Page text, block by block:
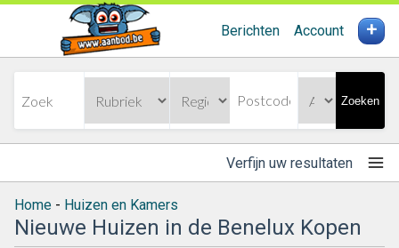
Berichten Account +
Zoeken
Verfijn uw resultaten
Home - Huizen en Kamers
Nieuwe Huizen in de Benelux Kopen